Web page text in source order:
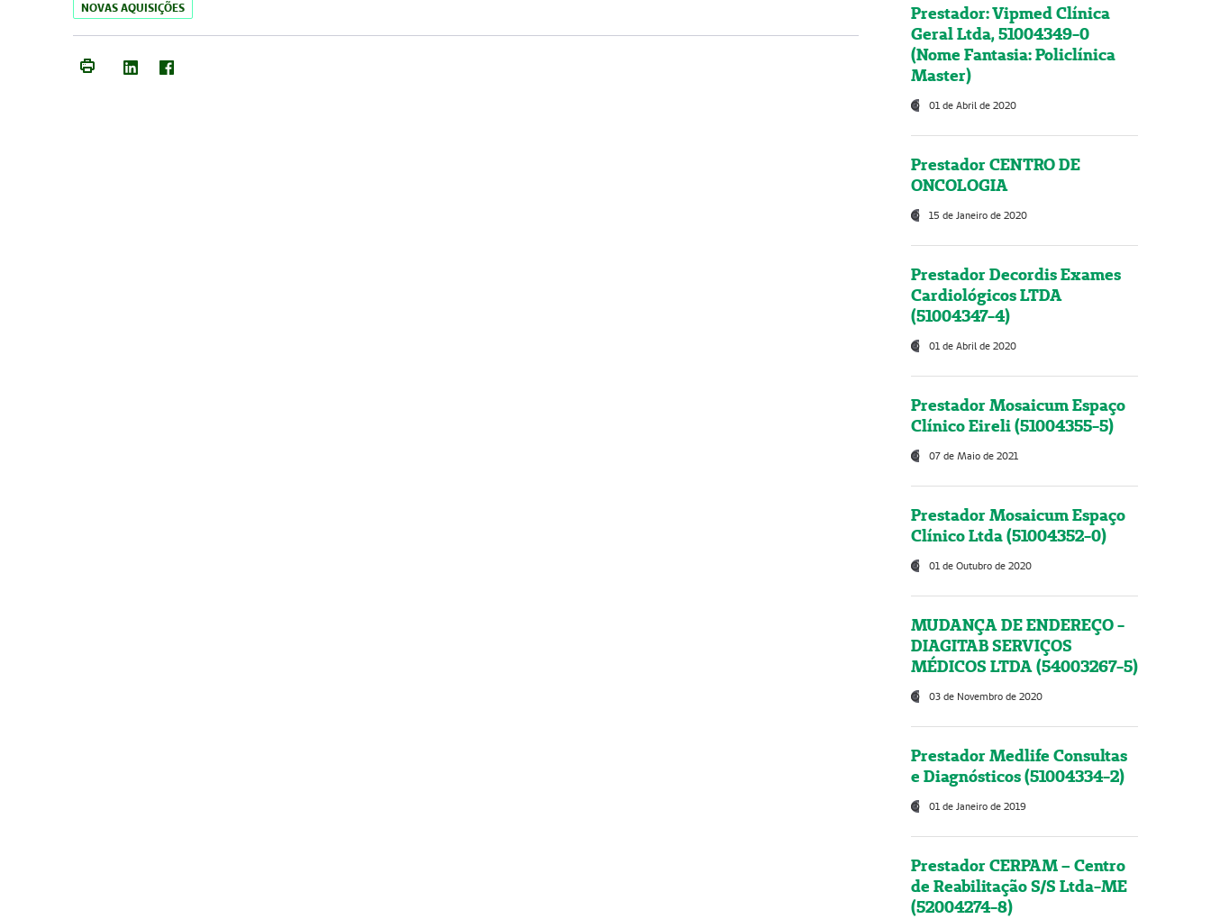
NOVAS AQUISIÇÕES
Prestador: Vipmed Clínica
Geral Ltda, 51004349-0
(Nome Fantasia: Policlínica
Master)
01 de Abril de 2020
Prestador CENTRO DE
ONCOLOGIA
15 de Janeiro de 2020
Prestador Decordis Exames
Cardiológicos LTDA
(51004347-4)
01 de Abril de 2020
Prestador Mosaicum Espaço
Clínico Eireli (51004355-5)
07 de Maio de 2021
Prestador Mosaicum Espaço
Clínico Ltda (51004352-0)
01 de Outubro de 2020
MUDANÇA DE ENDEREÇO -
DIAGITAB SERVIÇOS
MÉDICOS LTDA (54003267-5)
03 de Novembro de 2020
Prestador Medlife Consultas
e Diagnósticos (51004334-2)
01 de Janeiro de 2019
Prestador CERPAM – Centro
de Reabilitação S/S Ltda-ME
(52004274-8)